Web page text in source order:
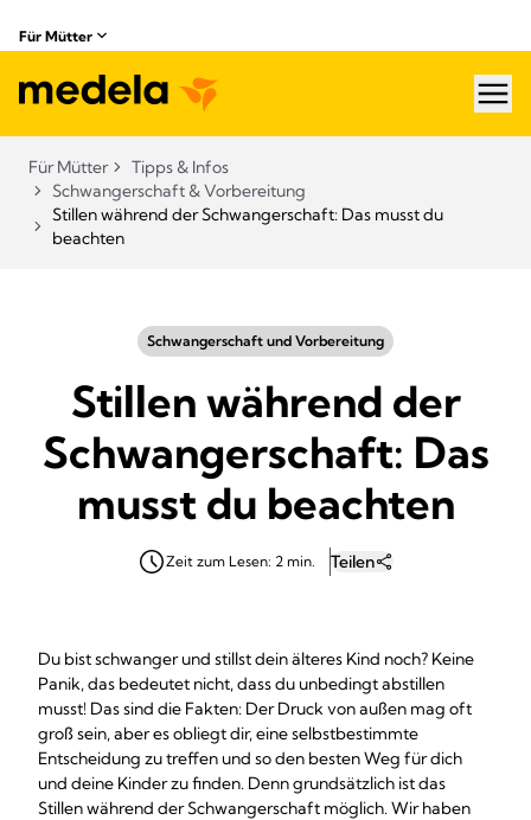
Für Mütter
Für Mütter
Tipps & Infos
Schwangerschaft & Vorbereitung
Stillen während der Schwangerschaft: Das musst du
beachten
Schwangerschaft und Vorbereitung
Stillen während der
Schwangerschaft: Das
musst du beachten
Zeit zum Lesen: 2 min. Teilen
Du bist schwanger und stillst dein älteres Kind noch? Keine
Panik, das bedeutet nicht, dass du unbedingt abstillen
musst! Das sind die Fakten: Der Druck von außen mag oft
groß sein, aber es obliegt dir, eine selbstbestimmte
Entscheidung zu treffen und so den besten Weg für dich
und deine Kinder zu finden. Denn grundsätzlich ist das
Stillen während der Schwangerschaft möglich. Wir haben